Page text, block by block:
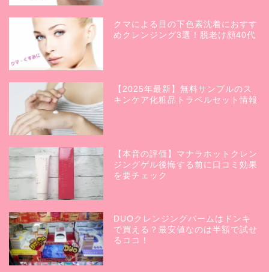
クマによる目の下色素沈着におすす
めクレンジング3選！脱老け顔40代
【2025年最新】無料サンプルのス
キンケア化粧品トラベルセット情報
【本音の評価】マナラホットクレン
ジングゲル後悔する前に口コミ効果
を要チェック
DUOクレンジングバームはドンキ
で買える？最安値なのは半額で試せ
るココ！